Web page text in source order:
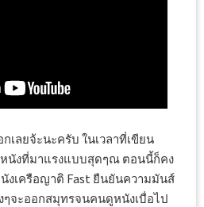
เลยจ้ะนะครับ ในเวลาที่เขียน
นังที่มาแรงแบบสุดๆณ ตอนนี้ก็คง
งเครือญาติ Fast ยืนยันความมันส์
จะออกสมุทรจนคนดูหนังเบื่อไป